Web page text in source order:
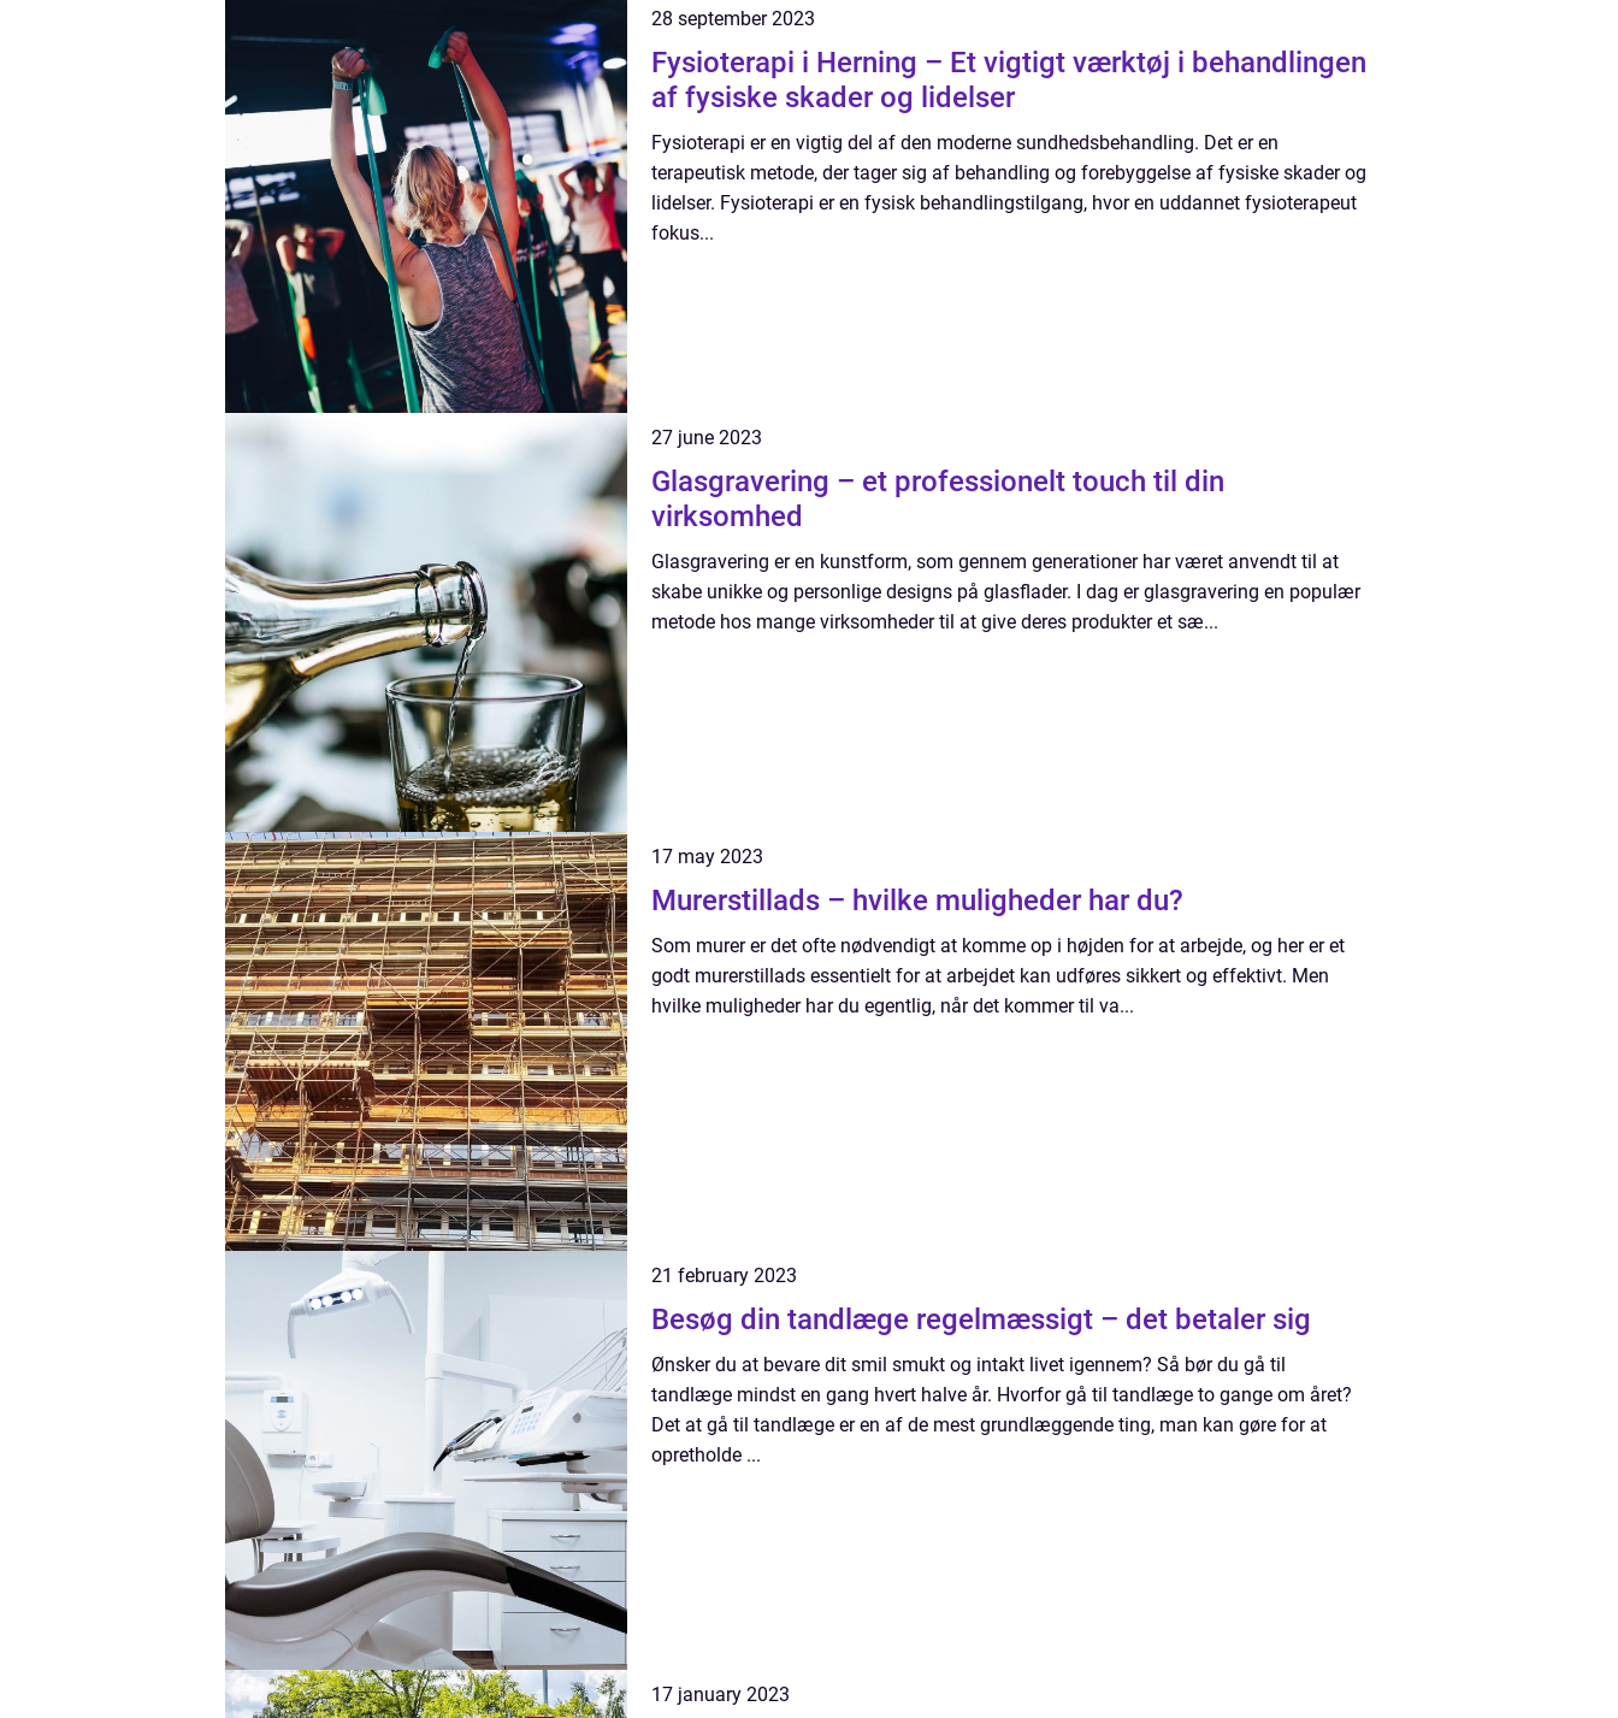
28 september 2023
Fysioterapi i Herning – Et vigtigt værktøj i behandlingen
af fysiske skader og lidelser
Fysioterapi er en vigtig del af den moderne sundhedsbehandling. Det er en
terapeutisk metode, der tager sig af behandling og forebyggelse af fysiske skader og
lidelser. Fysioterapi er en fysisk behandlingstilgang, hvor en uddannet fysioterapeut
fokus...
27 june 2023
Glasgravering – et professionelt touch til din
virksomhed
Glasgravering er en kunstform, som gennem generationer har været anvendt til at
skabe unikke og personlige designs på glasflader. I dag er glasgravering en populær
metode hos mange virksomheder til at give deres produkter et sæ...
17 may 2023
Murerstillads – hvilke muligheder har du?
Som murer er det ofte nødvendigt at komme op i højden for at arbejde, og her er et
godt murerstillads essentielt for at arbejdet kan udføres sikkert og effektivt. Men
hvilke muligheder har du egentlig, når det kommer til va...
21 february 2023
Besøg din tandlæge regelmæssigt – det betaler sig
Ønsker du at bevare dit smil smukt og intakt livet igennem? Så bør du gå til
tandlæge mindst en gang hvert halve år. Hvorfor gå til tandlæge to gange om året?
Det at gå til tandlæge er en af de mest grundlæggende ting, man kan gøre for at
opretholde ...
17 january 2023